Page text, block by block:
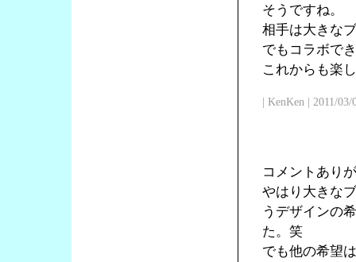
そうですね。
相手は大きな
でもコラボで
これからも楽
| KenKen | 2011/
コメントあり
やはり大きな
うデザインの
た。笑
でも他の希望